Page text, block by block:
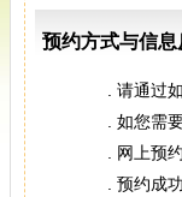
预约方式与信息
. 请通过
. 如您需
. 网上预
. 预约成